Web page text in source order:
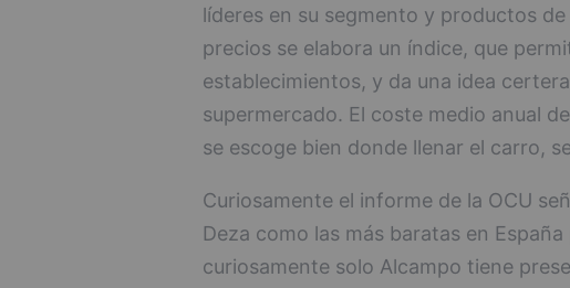
líderes en su segmento y productos
precios se elabora un índice, que
establecimientos, y da una idea
supermercado. El coste medio anual
se escoge bien donde llenar el carro,
Curiosamente el informe de la OCU
Deza como las más baratas en
curiosamente solo Alcampo tiene